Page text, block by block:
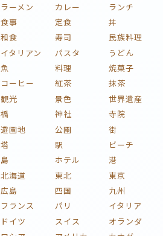
ラーメン カレー
ランチ
食事 定食
丼
和食 寿司
民族料理
イタリアン パスタ
うどん
魚 料理
焼菓子
コーヒー 紅茶
抹茶
観光 景色
世界遺産
橋 神社
寺院
遊園地 公園
街
塔 駅
ビーチ
島 ホテル
港
北海道 東北
東京
広島 四国
九州
フランス パリ
イタリア
ドイツ スイス
オランダ